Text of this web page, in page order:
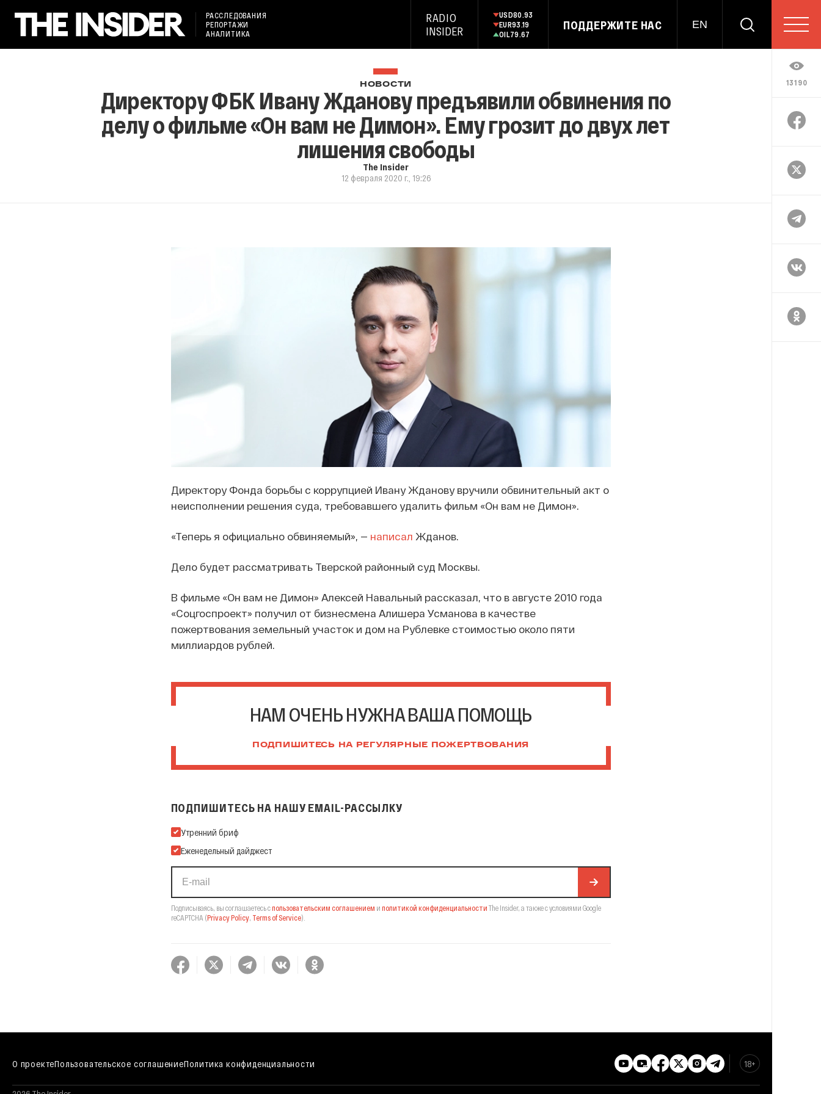
РАССЛЕДОВАНИЯ
РЕПОРТАЖИ
АНАЛИТИКА
RADIO
INSIDER
USD80.93
EUR93.19
OIL79.67
ПОДДЕРЖИТЕ НАС EN
13190
НОВОСТИ
Директору ФБК Ивану Жданову предъявили обвинения по
делу о фильме «Он вам не Димон». Ему грозит до двух лет
лишения свободы
The Insider
12 февраля 2020 г., 19:26
Директору Фонда борьбы с коррупцией Ивану Жданову вручили обвинительный акт о
неисполнении решения суда, требовавшего удалить фильм «Он вам не Димон».
«Теперь я официально обвиняемый», — написал Жданов.
Дело будет рассматривать Тверской районный суд Москвы.
В фильме «Он вам не Димон» Алексей Навальный рассказал, что в августе 2010 года
«Соцгоспроект» получил от бизнесмена Алишера Усманова в качестве
пожертвования земельный участок и дом на Рублевке стоимостью около пяти
миллиардов рублей.
НАМ ОЧЕНЬ НУЖНА ВАША ПОМОЩЬ
ПОДПИШИТЕСЬ НА РЕГУЛЯРНЫЕ ПОЖЕРТВОВАНИЯ
ПОДПИШИТЕСЬ НА НАШУ EMAIL-РАССЫЛКУ
Подпишитесь на нашу Email-рассылку
Утренний бриф
Еженедельный дайджест
Подписываясь, вы соглашаетесь спользовательским соглашением и политикой конфиденциальности The Insider, а также с условиями Google
reCAPTCHA (Privacy Policy, Terms of Service).
О проектеПользовательское соглашениеПолитика конфиденциальности 18+